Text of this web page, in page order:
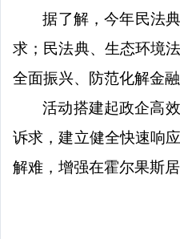
据了解，今年民法
求；民法典、生态环境
全面振兴、防范化解金
活动搭建起政企高
诉求，建立健全快速响
解难，增强在霍尔果斯